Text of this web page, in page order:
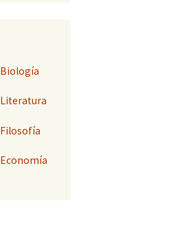
Biología
Literatura
Filosofía
Economía